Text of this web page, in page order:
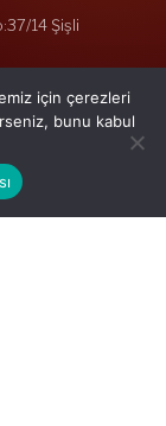
14 Şişli
için çerezleri
bunu kabul